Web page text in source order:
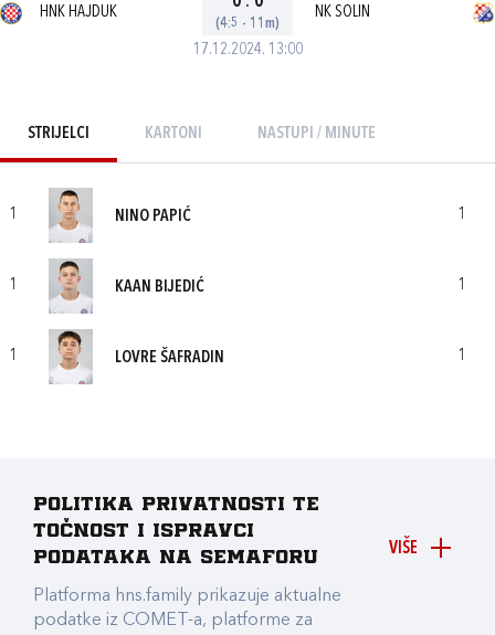
17.12.2024. 13:00
HNK HAJDUK
(4:5 - 11m)
NK SOLIN
STRIJELCI KARTONI NASTUPI / MINUTE
1 NINO PAPIĆ 1
1 KAAN BIJEDIĆ 1
1 LOVRE ŠAFRADIN 1
VIŠE
Politika privatnosti te
točnost i ispravci
podataka na Semaforu
Platforma hns.family prikazuje aktualne
podatke iz COMET-a, platforme za